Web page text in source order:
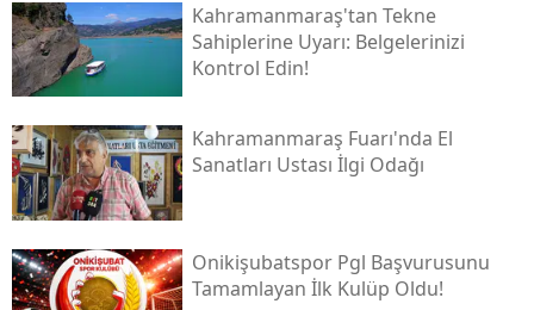
Kahramanmaraş'tan Tekne
Sahiplerine Uyarı: Belgelerinizi
Kontrol Edin!
Kahramanmaraş Fuarı'nda El
Sanatları Ustası İlgi Odağı
Onikişubatspor Pgl Başvurusunu
Tamamlayan İlk Kulüp Oldu!